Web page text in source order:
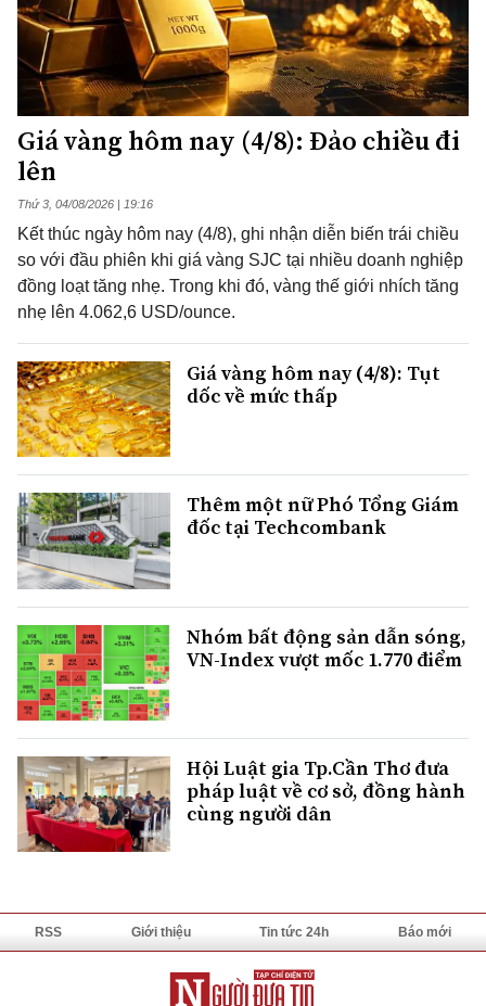
Giá vàng hôm nay (4/8): Đảo chiều đi
lên
Thứ 3, 04/08/2026 | 19:16
Kết thúc ngày hôm nay (4/8), ghi nhận diễn biến trái chiều
so với đầu phiên khi giá vàng SJC tại nhiều doanh nghiệp
đồng loạt tăng nhẹ. Trong khi đó, vàng thế giới nhích tăng
nhẹ lên 4.062,6 USD/ounce.
Giá vàng hôm nay (4/8): Tụt
dốc về mức thấp
Thêm một nữ Phó Tổng Giám
đốc tại Techcombank
Nhóm bất động sản dẫn sóng,
VN-Index vượt mốc 1.770 điểm
Hội Luật gia Tp.Cần Thơ đưa
pháp luật về cơ sở, đồng hành
cùng người dân
RSS Giới thiệu Tin tức 24h Báo mới